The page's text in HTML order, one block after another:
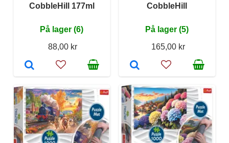
CobbleHill 177ml
På lager (6)
88,00 kr
CobbleHill
På lager (5)
165,00 kr